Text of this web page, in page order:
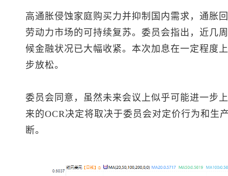
高通胀侵蚀家庭购买力并抑制国内需求，通胀
劳动力市场的可持续复苏。委员会指出，近几
候金融状况已大幅收紧。本次加息在一定程度
步放松。
委员会同意，虽然未来会议上似乎可能进一步
来的OCR决定将取决于委员会对定价行为和生
断。